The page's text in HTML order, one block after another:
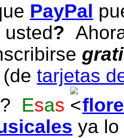
PayPal
?
tarjetas
Esas
ya